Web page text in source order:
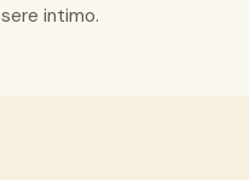
intimo.